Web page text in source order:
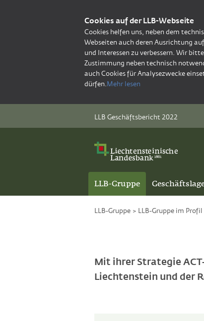
Cookies auf der LLB-Webseite
Cookies helfen uns, neben dem
Webseiten auch deren Ausrichtung
und Interessen zu verbessern. Wir
Zustimmung neben technisch
auch Cookies für Analysezwecke
dürfen. Mehr lesen
LLB Geschäftsbericht 2022
LLB-Gruppe
LLB-Gruppe > LLB-Gruppe im Profil
Mit ihrer Strategie
Liechtenstein und der